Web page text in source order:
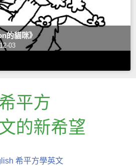
的貓咪》
03
平方
的新希望
希平方學英文